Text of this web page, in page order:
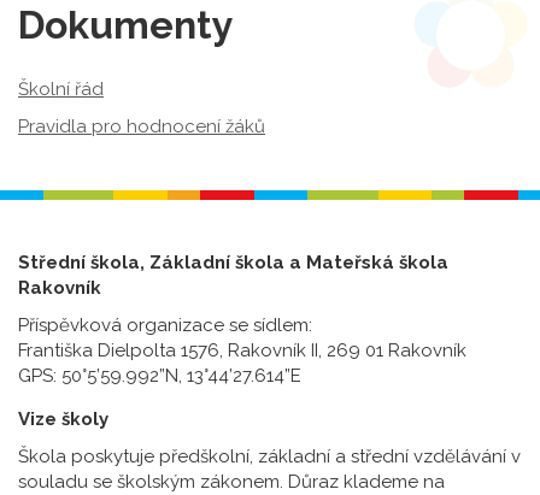
Dokumenty
Školní řád
Pravidla pro hodnocení žáků
Střední škola, Základní škola a Mateřská škola
Rakovník
Příspěvková organizace se sídlem:
Františka Dielpolta 1576, Rakovník II, 269 01 Rakovník
GPS: 50°5’59.992”N, 13°44’27.614”E
Vize školy
Škola poskytuje předškolní, základní a střední vzdělávání v
souladu se školským zákonem. Důraz klademe na